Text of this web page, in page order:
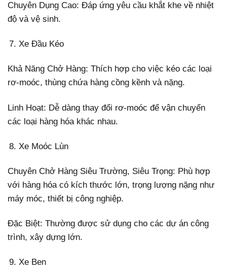
Chuyên Dụng Cao: Đáp ứng yêu cầu khắt khe về nhiệt
độ và vệ sinh.
Xe Đầu Kéo
Khả Năng Chở Hàng: Thích hợp cho việc kéo các loại
rơ-moóc, thùng chứa hàng cồng kềnh và nặng.
Linh Hoạt: Dễ dàng thay đổi rơ-moóc để vận chuyển
các loại hàng hóa khác nhau.
Xe Moóc Lùn
Chuyên Chở Hàng Siêu Trường, Siêu Trọng: Phù hợp
với hàng hóa có kích thước lớn, trọng lượng nặng như
máy móc, thiết bị công nghiệp.
Đặc Biệt: Thường được sử dụng cho các dự án công
trình, xây dựng lớn.
Xe Ben